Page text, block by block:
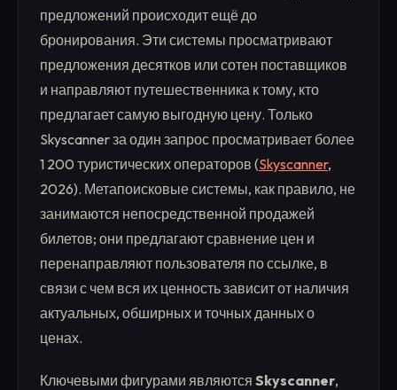
предложений происходит ещё до
бронирования. Эти системы просматривают
предложения десятков или сотен поставщиков
и направляют путешественника к тому, кто
предлагает самую выгодную цену. Только
Skyscanner за один запрос просматривает более
1 200 туристических операторов (Skyscanner,
2026). Метапоисковые системы, как правило, не
занимаются непосредственной продажей
билетов; они предлагают сравнение цен и
перенаправляют пользователя по ссылке, в
связи с чем вся их ценность зависит от наличия
актуальных, обширных и точных данных о
ценах.
Ключевыми фигурами являются Skyscanner,